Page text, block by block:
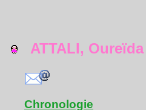
ATTALI, Oureïda
Chronologie